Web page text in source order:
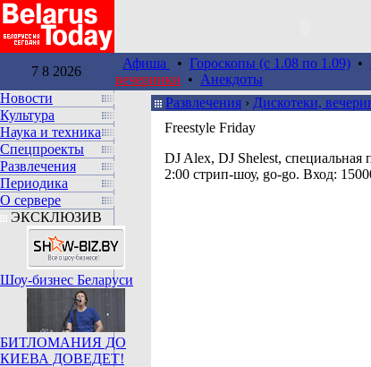
7 8 2026
Афиша • Гороскопы (c 1.08 по 1.09) •
вечеринки • Анекдоты
Новости
Культура
Наука и техника
Спецпроекты
Развлечения
Периодика
О сервере
ЭКСКЛЮЗИВ
Шоу-бизнес Беларуси
БИТЛОМАНИЯ ДО
КИЕВА ДОВЕДЕТ!
Развлечения › Дискотеки,
Freestyle Friday
DJ Alex, DJ Shelest, специальная
2:00 стрип-шоу, go-go. Вход: